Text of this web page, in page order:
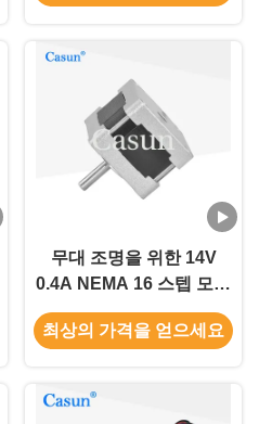
무대 조명을 위한 14V
0.4A NEMA 16 스텝 모터
4 와이어 20mN.M
최상의 가격을 얻으세요